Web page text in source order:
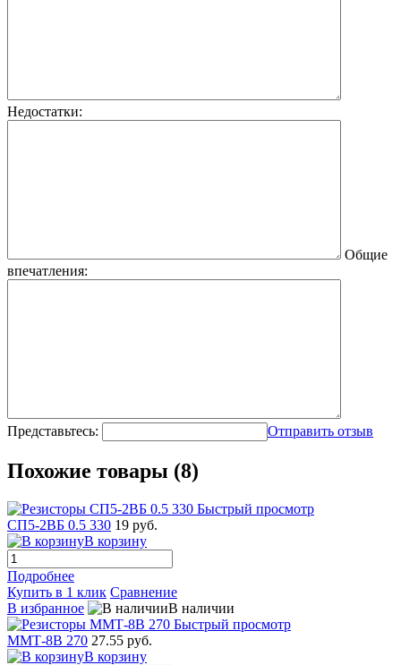
Недостатки:
Общие
впечатления:
Представьтесь: Отправить отзыв
Похожие товары (8)
Быстрый просмотр
СП5-2ВБ 0.5 330 19 руб.
В корзину
Подробнее
Купить в 1 клик Сравнение
В избранное
В наличии
Быстрый просмотр
ММТ-8В 270 27.55 руб.
В корзину